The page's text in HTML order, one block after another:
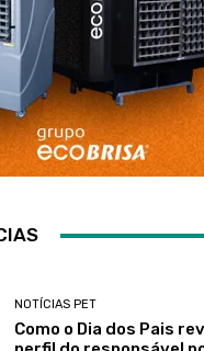
NOTÍCIAS PET
Como o Dia dos Pais